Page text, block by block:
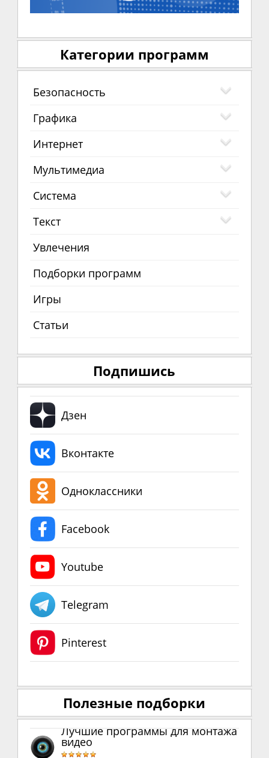
Категории программ
Безопасность
Графика
Интернет
Мультимедиа
Система
Текст
Увлечения
Подборки программ
Игры
Статьи
Подпишись
Дзен
Вконтакте
Одноклассники
Facebook
Youtube
Telegram
Pinterest
Полезные подборки
Лучшие программы для монтажа
видео